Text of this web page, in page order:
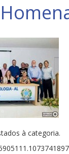
à categoria.